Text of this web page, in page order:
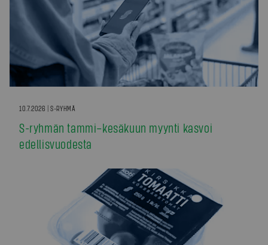
10.7.2026 | S-RYHMÄ
S-ryhmän tammi–kesäkuun myynti kasvoi
edellisvuodesta